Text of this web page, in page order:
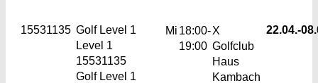
15531135 Golf Level 1
Level 1
15531135
Golf Level 1
Mi 18:00-
19:00
X
Golfclub
Haus
Kambach
22.04.-